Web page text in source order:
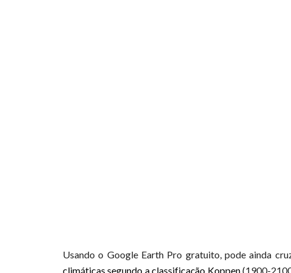
Usando o Google Earth Pro gratuito, pode ainda
climáticas segundo a classificação Koppen(1900-